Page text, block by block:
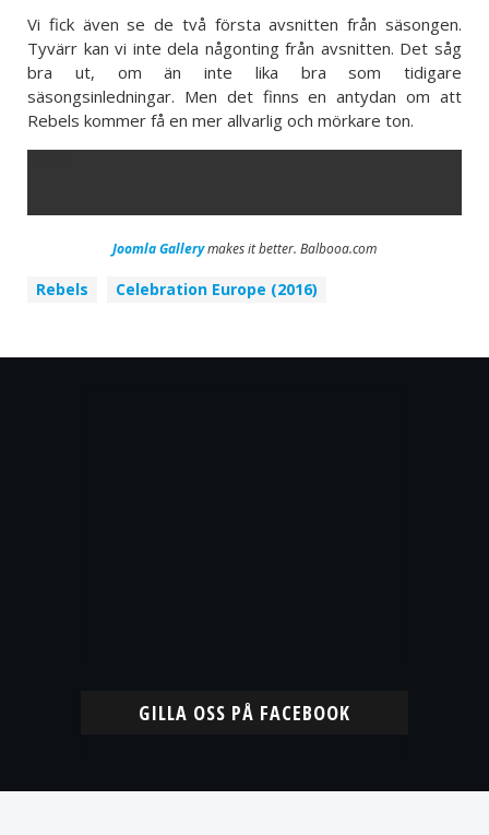
Vi fick även se de två första avsnitten från säsongen.
Tyvärr kan vi inte dela någonting från avsnitten. Det såg
bra ut, om än inte lika bra som tidigare
säsongsinledningar. Men det finns en antydan om att
Rebels kommer få en mer allvarlig och mörkare ton.
Joomla Gallerymakes it better. Balbooa.com
Rebels Celebration Europe (2016)
GILLA OSS PÅ FACEBOOK